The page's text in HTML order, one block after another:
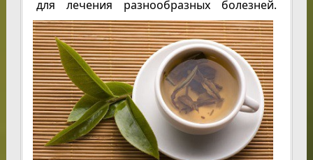
для лечения разнообразных болезней.